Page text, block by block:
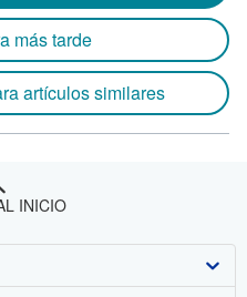
más tarde
artículos similares
INICIO